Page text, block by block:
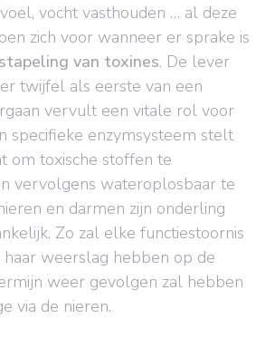
vocht vasthouden … al deze
zich voor wanneer er sprake is
van toxines. De lever
twijfel als eerste van een
vervult een vitale rol voor
specifieke enzymsysteem stelt
om toxische stoffen te
vervolgens wateroplosbaar te
en darmen zijn onderling
Zo zal elke functiestoornis
weerslag hebben op de
weer gevolgen zal hebben
via de nieren.